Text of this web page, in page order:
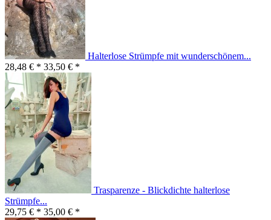
Halterlose Strümpfe mit wunderschönem...
28,48 € * 33,50 € *
Trasparenze - Blickdichte halterlose
Strümpfe...
29,75 € * 35,00 € *